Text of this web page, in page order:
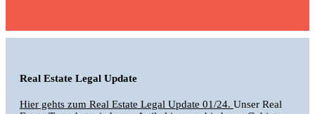
Real Estate Legal Update
Hier gehts zum Real Estate Legal Update 01/24. Unser Real